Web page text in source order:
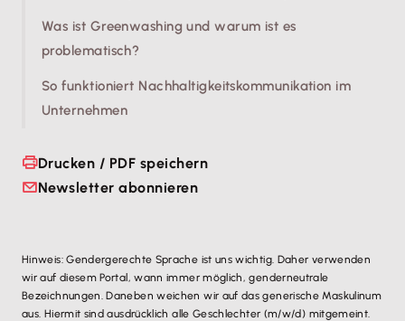
Was ist Greenwashing und warum ist es
problematisch?
So funktioniert Nachhaltigkeitskommunikation im
Unternehmen
Drucken / PDF speichern
Newsletter abonnieren
Hinweis: Gendergerechte Sprache ist uns wichtig. Daher verwenden
wir auf diesem Portal, wann immer möglich, genderneutrale
Bezeichnungen. Daneben weichen wir auf das generische Maskulinum
aus. Hiermit sind ausdrücklich alle Geschlechter (m/w/d) mitgemeint.